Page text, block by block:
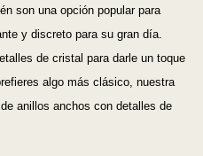
son una opción popular para
y discreto para su gran día.
de cristal para darle un toque
algo más clásico, nuestra
anillos anchos con detalles de